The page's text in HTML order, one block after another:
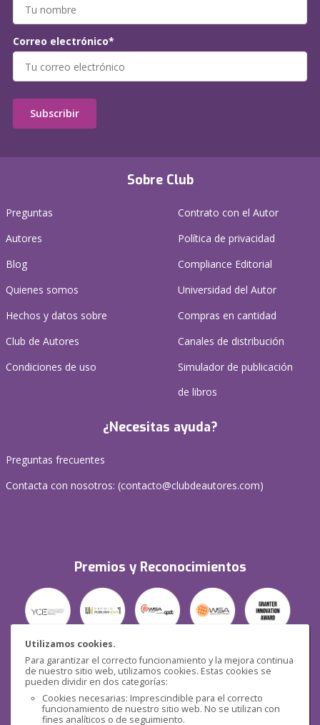
Utilizamos cookies.
Para garantizar el correcto funcionamiento y la mejora continua
de nuestro sitio web, utilizamos cookies. Estas cookies se
pueden dividir en dos categorías:
Cookies necesarias: Imprescindible para el correcto
funcionamiento de nuestro sitio web. No se utilizan con
fines analíticos o de seguimiento.
Sobre Club
Preguntas
Autores
Blog
Quienes somos
Hechos y datos sobre
Club de Autores
Condiciones de uso
Contrato con el Autor
Política de privacidad
Compliance Editorial
Universidad del Autor
Compras en cantidad
Canales de distribución
Simulador de publicación
de libros
¿Necesitas ayuda?
Preguntas frecuentes
Contacta con nosotros: (contacto@clubdeautores.com)
Premios y Reconocimientos
Seguridad
Correo electrónico*
Subscribir